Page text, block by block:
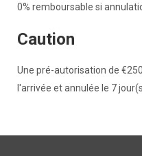
0% remboursable si
Caution
Une pré-autorisation de
l'arrivée et annulée le 7